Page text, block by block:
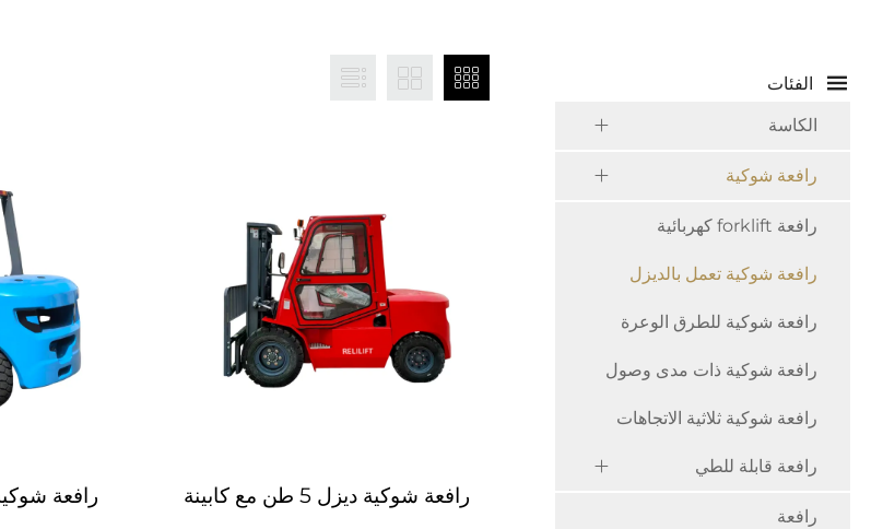
الفئات
الكاسة
رافعة شوكية
رافعة forklift كهربائية
رافعة شوكية تعمل بالديزل
رافعة شوكية للطرق الوعرة
رافعة شوكية ذات مدى وصول
رافعة شوكية ثلاثية الاتجاهات
رافعة قابلة للطي
رافعة
رافعة شوكية ديزل 5 طن مع كابينة رافعة شوكية